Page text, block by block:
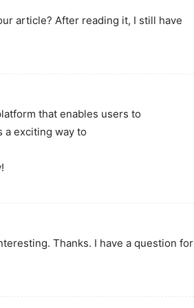
article? After reading it, I still have
that enables users to
a exciting way to
Thanks. I have a question for